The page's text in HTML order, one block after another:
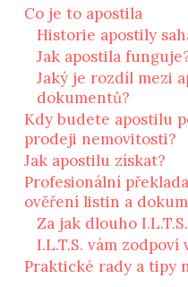
Co je to apostila
Historie apostily
Jak apostila
Jaký je rozdíl mezi
dokumentů?
Kdy budete apostilu
prodeji nemovitosti?
Jak apostilu získat?
Profesionální
ověření listin a
Za jak dlouho
I.L.T.S. vám
Praktické rady a tipy